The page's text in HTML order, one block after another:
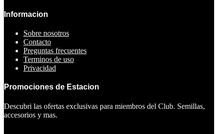
Informacion
Sobre nosotros
Contacto
Preguntas frecuentes
Terminos de uso
Privacidad
Promociones de Estacion
Descubri las ofertas exclusivas para miembros del Club. Semillas,
accesorios y mas.